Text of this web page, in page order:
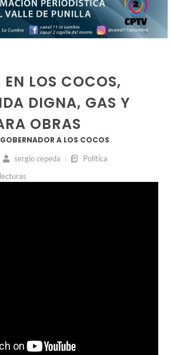
LOS COCOS,
DIGNA, GAS Y
OBRAS
A LOS COCOS
sergio cepeda
Política